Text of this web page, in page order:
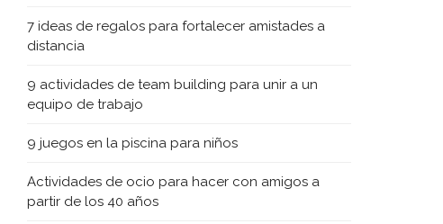
7 ideas de regalos para fortalecer amistades a
distancia
9 actividades de team building para unir a un
equipo de trabajo
9 juegos en la piscina para niños
Actividades de ocio para hacer con amigos a
partir de los 40 años